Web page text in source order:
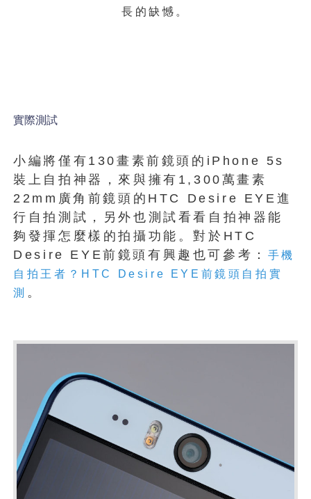
長的缺憾。
實際測試
小編將僅有130畫素前鏡頭的iPhone 5s
裝上自拍神器，來與擁有1,300萬畫素
22mm廣角前鏡頭的HTC Desire EYE進
行自拍測試，另外也測試看看自拍神器能
夠發揮怎麼樣的拍攝功能。對於HTC
Desire EYE前鏡頭有興趣也可參考：
手機
自拍王者？HTC Desire EYE前鏡頭自拍實
測 。